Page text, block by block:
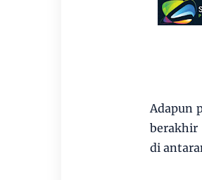
Adapun
berakhir
di